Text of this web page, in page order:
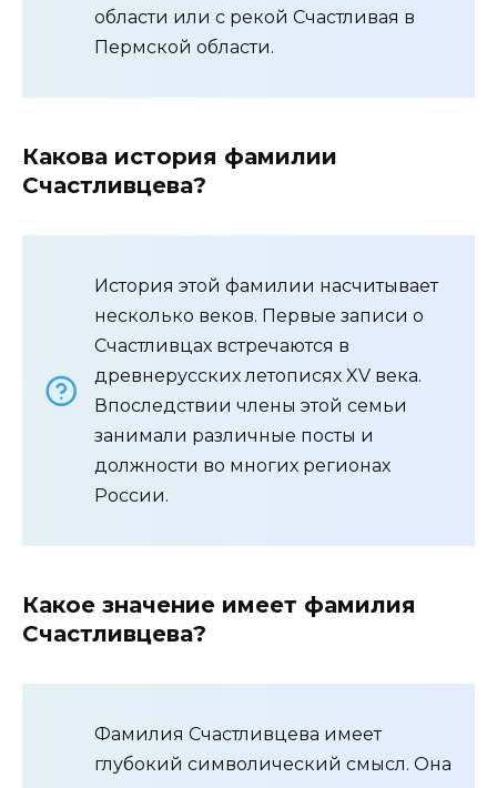
области или с рекой Счастливая в
Пермской области.
Какова история фамилии
Счастливцева?
История этой фамилии насчитывает
несколько веков. Первые записи о
Счастливцах встречаются в
древнерусских летописях XV века.
Впоследствии члены этой семьи
занимали различные посты и
должности во многих регионах
России.
Какое значение имеет фамилия
Счастливцева?
Фамилия Счастливцева имеет
глубокий символический смысл. Она